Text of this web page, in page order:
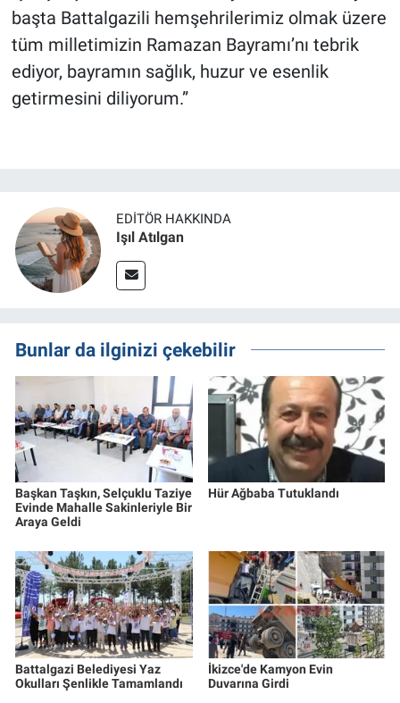
başta Battalgazili hemşehrilerimiz olmak üzere
tüm milletimizin Ramazan Bayramı’nı tebrik
ediyor, bayramın sağlık, huzur ve esenlik
getirmesini diliyorum.”
EDITÖR HAKKINDA
Işıl Atılgan
Bunlar da ilginizi çekebilir
Başkan Taşkın, Selçuklu Taziye
Evinde Mahalle Sakinleriyle Bir
Araya Geldi
Hür Ağbaba Tutuklandı
Battalgazi Belediyesi Yaz
Okulları Şenlikle Tamamlandı
İkizce'de Kamyon Evin
Duvarına Girdi